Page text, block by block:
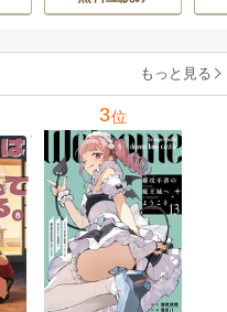
もっと見る
3位